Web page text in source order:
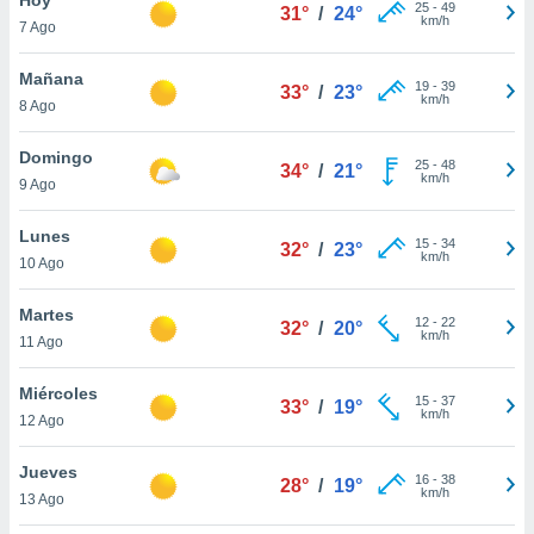
en
más
nuestra
de
cookies
aceptar
7 Ago
31° / 24° 25- 49
km/h
Mañana
8 Ago
33° / 23° 19- 39
km/h
Domingo
9 Ago
34° / 21° 25- 48
km/h
Lunes
10 Ago
32° / 23° 15- 34
km/h
Martes
11 Ago
32° / 20° 12- 22
km/h
Miércoles
12 Ago
33° / 19° 15- 37
km/h
Jueves
13 Ago
28° / 19° 16- 38
km/h